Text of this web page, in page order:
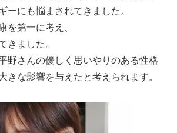
ーにも悩まされてきました。
を第一に考え、
きました。
野さんの優しく思いやりのある性格
きな影響を与えたと考えられます。